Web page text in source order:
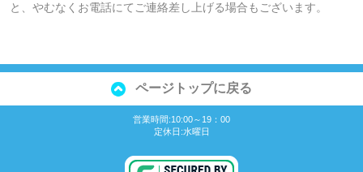
と、やむなくお電話にてご連絡差し上げる場合もございます。
ページトップに戻る
営業時間:10:00～19：00
定休日:水曜日